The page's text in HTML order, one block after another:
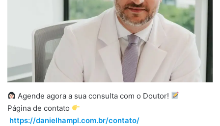
Agende agora a sua consulta com o Doutor!
Página de contato
https://danielhampl.com.br/contato/